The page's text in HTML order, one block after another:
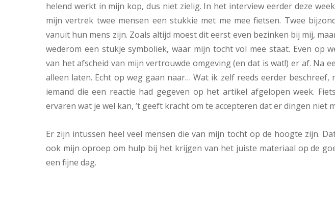
helend werkt in mijn kop, dus niet zielig. In het interview eerder deze
mijn vertrek twee mensen een stukkie met me mee fietsen. Twee
vanuit hun mens zijn. Zoals altijd moest dit eerst even bezinken bij mij,
wederom een stukje symboliek, waar mijn tocht vol mee staat. Even op
van het afscheid van mijn vertrouwde omgeving (en dat is wat!) er af. Na
alleen laten. Echt op weg gaan naar… Wat ik zelf reeds eerder
iemand die een reactie had gegeven op het artikel afgelopen week.
ervaren wat je wel kan, ’t geeft kracht om te accepteren dat er dingen niet
Er zijn intussen heel veel mensen die van mijn tocht op de hoogte zijn.
ook mijn oproep om hulp bij het krijgen van het juiste materiaal op de
een fijne dag.